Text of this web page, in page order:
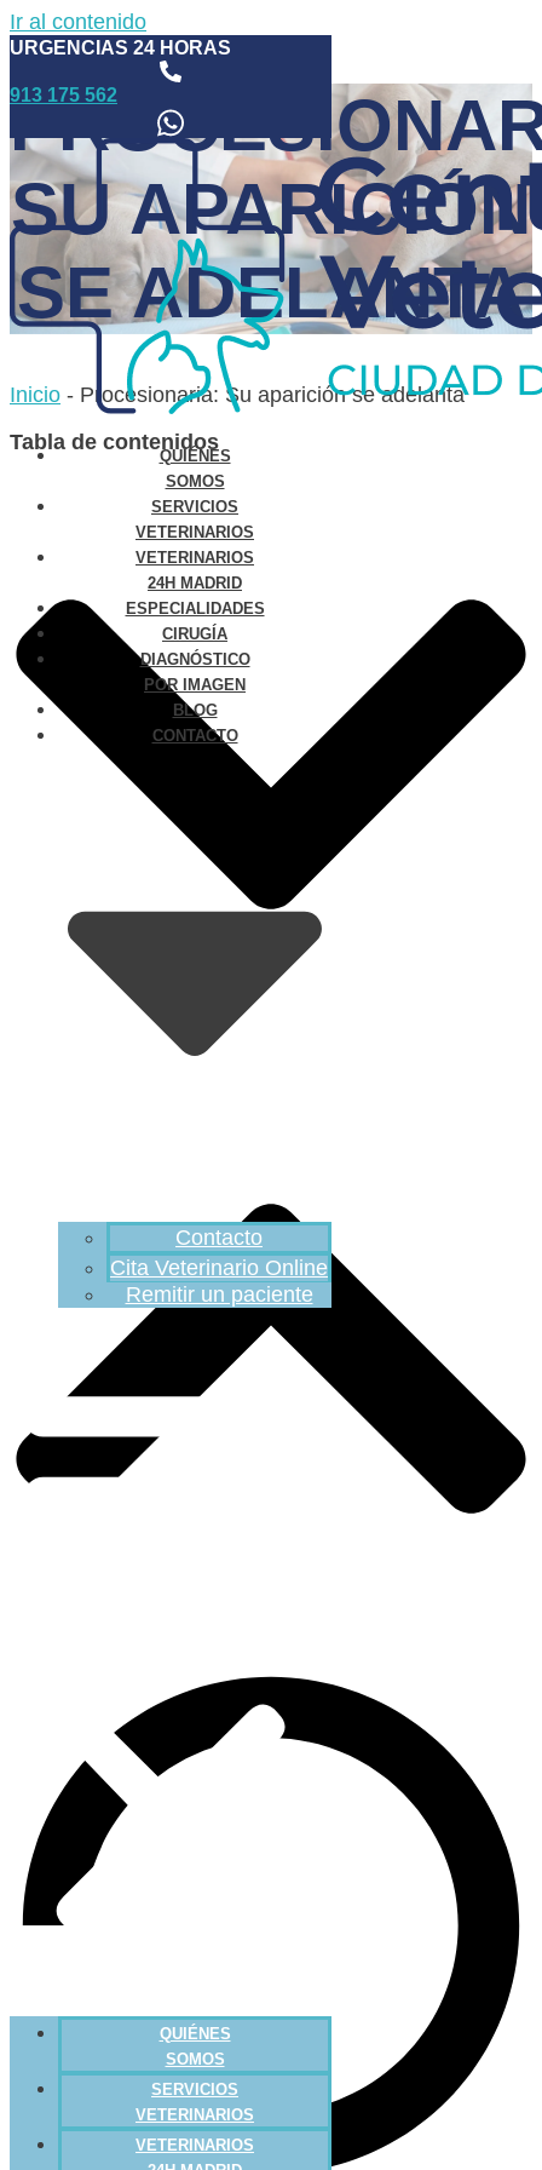
Ir al contenido
URGENCIAS 24 HORAS
913 175 562
QUIÉNES
SOMOS
SERVICIOS
VETERINARIOS
VETERINARIOS
24H MADRID
ESPECIALIDADES
CIRUGÍA
DIAGNÓSTICO
POR IMAGEN
BLOG
CONTACTO
Contacto
Cita Veterinario Online
Remitir un paciente
QUIÉNES
SOMOS
SERVICIOS
VETERINARIOS
VETERINARIOS
SU APARICIÓN
SE ADELANTA
Inicio - Procesionaria: Su aparición se adelanta
Tabla de contenidos